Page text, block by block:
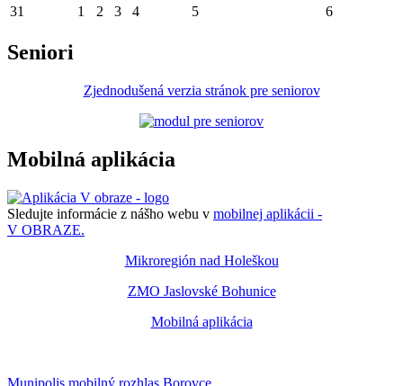
31
1 2 3 4 5 6
Seniori
Zjednodušená verzia stránok pre seniorov
Mobilná aplikácia
Sledujte informácie z nášho webu v mobilnej aplikácii -
V OBRAZE.
Mikroregión nad Holeškou
ZMO Jaslovské Bohunice
Mobilná aplikácia
Munipolis mobilný rozhlas Borovce